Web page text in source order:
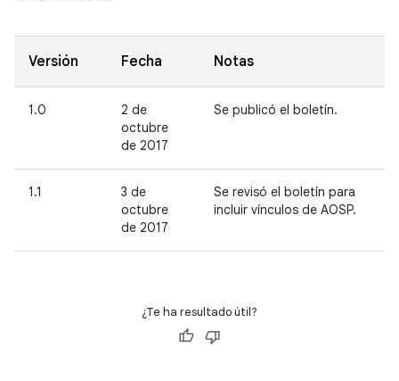
Versión Fecha Notas
1.0
2 de
octubre
de 2017
Se publicó el boletín.
1.1
3 de
octubre
de 2017
Se revisó el boletín para
incluir vínculos de AOSP.
¿Te ha resultado útil?